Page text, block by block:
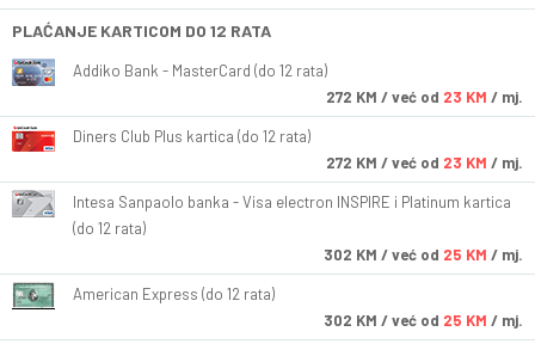
PLAĆANJE KARTICOM DO 12 RATA
Addiko Bank - MasterCard (do 12 rata)
272 KM / već od 23 KM / mj.
Diners Club Plus kartica (do 12 rata)
272 KM / već od 23 KM / mj.
Intesa Sanpaolo banka - Visa electron INSPIRE i Platinum kartica
(do 12 rata)
302 KM / već od 25 KM / mj.
American Express (do 12 rata)
302 KM / već od 25 KM / mj.